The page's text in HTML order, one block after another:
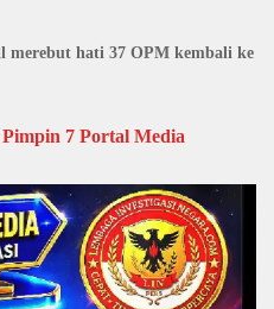
merebut hati 37 OPM kembali ke
7 Portal Media